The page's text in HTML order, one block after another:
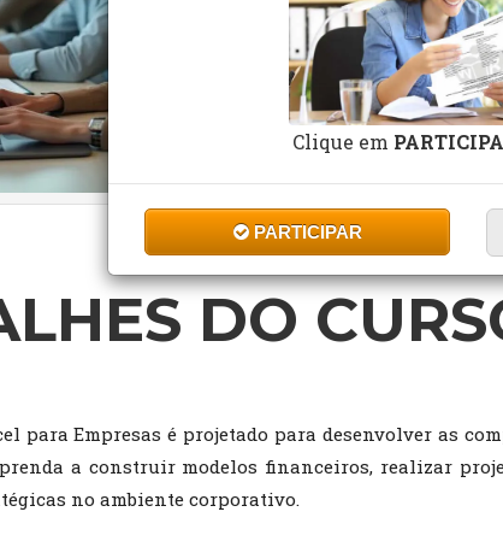
DO
para Empresas é projetado para desenvolver as
a construir modelos financeiros, realizar
no ambiente corporativo.
Clique em
PARTICIPAR